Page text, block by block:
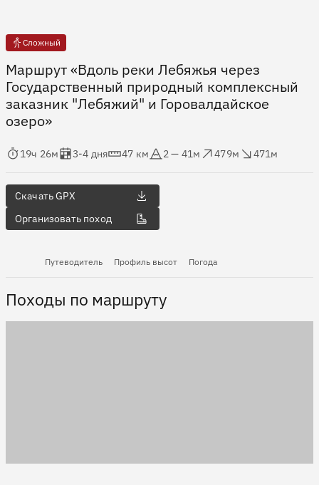
Сложный
Маршрут «Вдоль реки Лебяжья через
Государственный природный комплексный
заказник "Лебяжий" и Горовалдайское
озеро»
в пути
19ч 26м
Оценка в днях
3-4 дня
47 км
2 — 41м
479м
471м
Скачать GPX
Организовать поход
Путеводитель Профиль высот Погода
Походы по маршруту